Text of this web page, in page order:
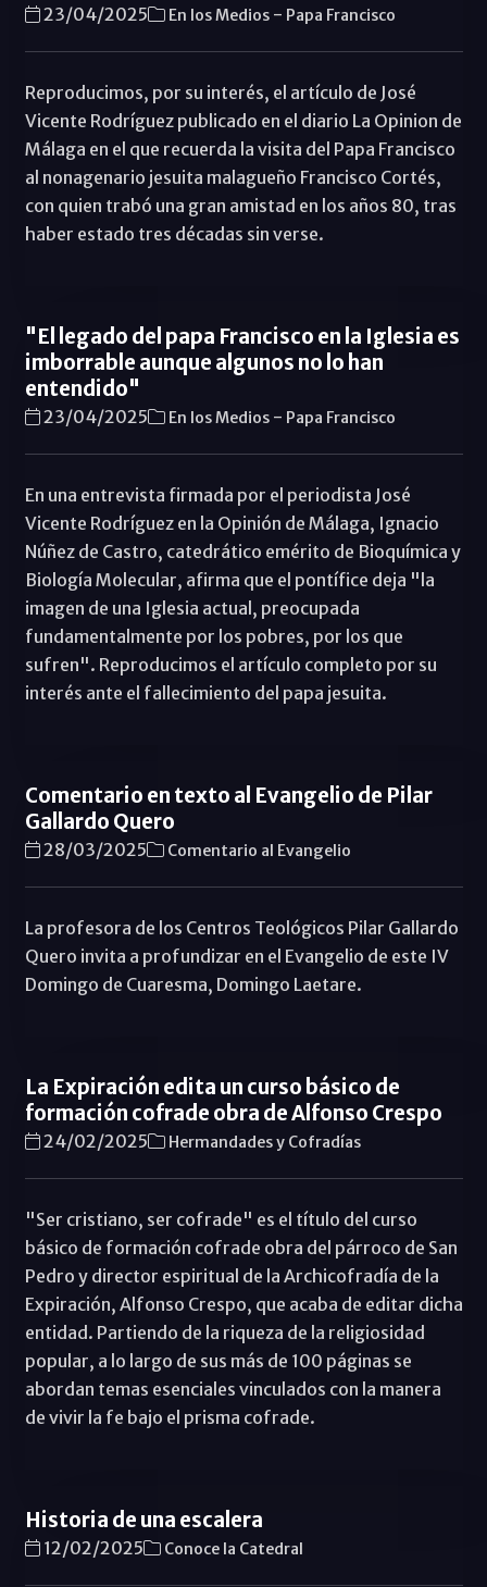
23/04/2025 En los Medios - Papa Francisco
Reproducimos, por su interés, el artículo de José
Vicente Rodríguez publicado en el diario La Opinion de
Málaga en el que recuerda la visita del Papa Francisco
al nonagenario jesuita malagueño Francisco Cortés,
con quien trabó una gran amistad en los años 80, tras
haber estado tres décadas sin verse.
"El legado del papa Francisco en la Iglesia es
imborrable aunque algunos no lo han
entendido"
23/04/2025 En los Medios - Papa Francisco
En una entrevista firmada por el periodista José
Vicente Rodríguez en la Opinión de Málaga, Ignacio
Núñez de Castro, catedrático emérito de Bioquímica y
Biología Molecular, afirma que el pontífice deja "la
imagen de una Iglesia actual, preocupada
fundamentalmente por los pobres, por los que
sufren". Reproducimos el artículo completo por su
interés ante el fallecimiento del papa jesuita.
Comentario en texto al Evangelio de Pilar
Gallardo Quero
28/03/2025 Comentario al Evangelio
La profesora de los Centros Teológicos Pilar Gallardo
Quero invita a profundizar en el Evangelio de este IV
Domingo de Cuaresma, Domingo Laetare.
La Expiración edita un curso básico de
formación cofrade obra de Alfonso Crespo
24/02/2025 Hermandades y Cofradías
"Ser cristiano, ser cofrade" es el título del curso
básico de formación cofrade obra del párroco de San
Pedro y director espiritual de la Archicofradía de la
Expiración, Alfonso Crespo, que acaba de editar dicha
entidad. Partiendo de la riqueza de la religiosidad
popular, a lo largo de sus más de 100 páginas se
abordan temas esenciales vinculados con la manera
de vivir la fe bajo el prisma cofrade.
Historia de una escalera
12/02/2025 Conoce la Catedral